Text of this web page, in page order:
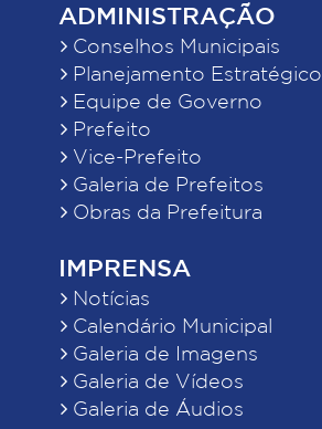
ADMINISTRAÇÃO
Conselhos Municipais
Planejamento Estratégico
Equipe de Governo
Prefeito
Vice-Prefeito
Galeria de Prefeitos
Obras da Prefeitura
IMPRENSA
Notícias
Calendário Municipal
Galeria de Imagens
Galeria de Vídeos
Galeria de Áudios